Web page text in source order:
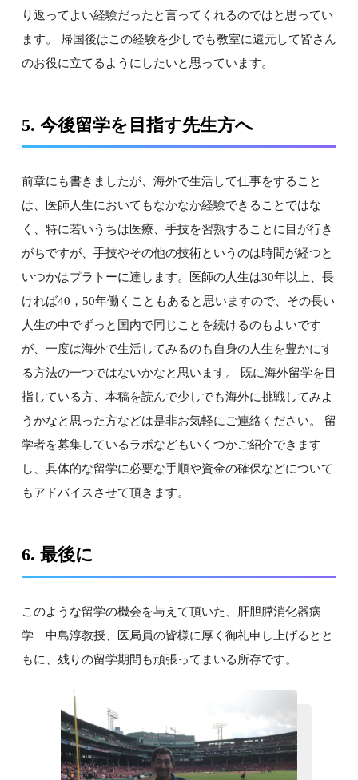
り返ってよい経験だったと言ってくれるのではと思ってい
ます。 帰国後はこの経験を少しでも教室に還元して皆さん
のお役に立てるようにしたいと思っています。
5. 今後留学を目指す先生方へ
前章にも書きましたが、海外で生活して仕事をすること
は、医師人生においてもなかなか経験できることではな
く、特に若いうちは医療、手技を習熟することに目が行き
がちですが、手技やその他の技術というのは時間が経つと
いつかはプラトーに達します。医師の人生は30年以上、長
ければ40，50年働くこともあると思いますので、その長い
人生の中でずっと国内で同じことを続けるのもよいです
が、一度は海外で生活してみるのも自身の人生を豊かにす
る方法の一つではないかなと思います。 既に海外留学を目
指している方、本稿を読んで少しでも海外に挑戦してみよ
うかなと思った方などは是非お気軽にご連絡ください。 留
学者を募集しているラボなどもいくつかご紹介できます
し、具体的な留学に必要な手順や資金の確保などについて
もアドバイスさせて頂きます。
6. 最後に
このような留学の機会を与えて頂いた、肝胆膵消化器病
学 中島淳教授、医局員の皆様に厚く御礼申し上げるとと
もに、残りの留学期間も頑張ってまいる所存です。